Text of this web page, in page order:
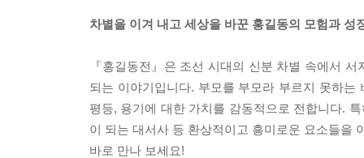
차별을 이겨 내고 세상을 바꾼 홍길동의 모험과 성
『홍길동전』은 조선 시대의 신분 차별 속에서
되는 이야기입니다. 부모를 부모라 부르지 못하는
평등, 용기에 대한 가치를 감동적으로 전합니다.
이 되는 대서사 등 환상적이고 흥미로운 요소들을
바로 만나 보세요!